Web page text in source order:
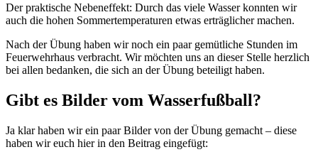
Der praktische Nebeneffekt: Durch das viele Wasser konnten wir
auch die hohen Sommertemperaturen etwas erträglicher machen.
Nach der Übung haben wir noch ein paar gemütliche Stunden im
Feuerwehrhaus verbracht. Wir möchten uns an dieser Stelle herzlich
bei allen bedanken, die sich an der Übung beteiligt haben.
Gibt es Bilder vom Wasserfußball?
Ja klar haben wir ein paar Bilder von der Übung gemacht – diese
haben wir euch hier in den Beitrag eingefügt: